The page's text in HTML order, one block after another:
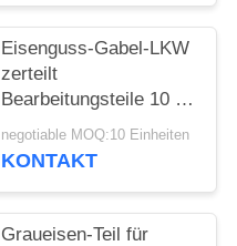
Eisenguss-Gabel-LKW
zerteilt
Bearbeitungsteile 10 -
verfügbares Soem
80kg
negotiable MOQ:10 Einheiten
KONTAKT
Graueisen-Teil für